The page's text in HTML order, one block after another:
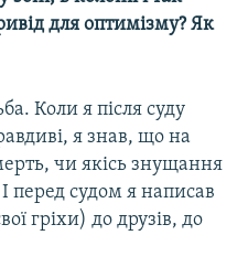
для оптимізму? Як
Коли я після суду
я знав, що на
чи якісь знущання
перед судом я написав
гріхи) до друзів, до